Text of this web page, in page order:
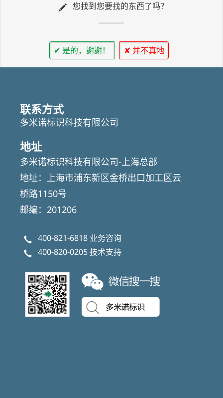
您找到您要找的东西了吗？
✔ 是的，謝謝！ ✘ 并不真地
联系方式
多米诺标识科技有限公司
地址
多米诺标识科技有限公司-上海总部
地址：上海市浦东新区金桥出口加工区云
桥路1150号
邮编：201206
400-821-6818 业务咨询
400-820-0205技术支持